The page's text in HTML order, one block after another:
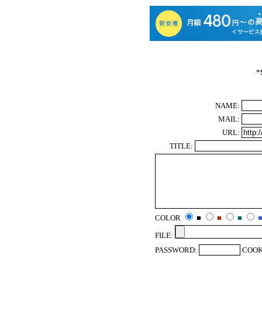
*
NAME:
MAIL:
URL:
TITLE:
COLOR ■ ■ ■
■
FILE:
PASSWORD: